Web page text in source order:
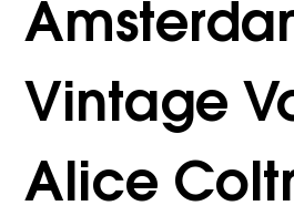
Vintage
Alice